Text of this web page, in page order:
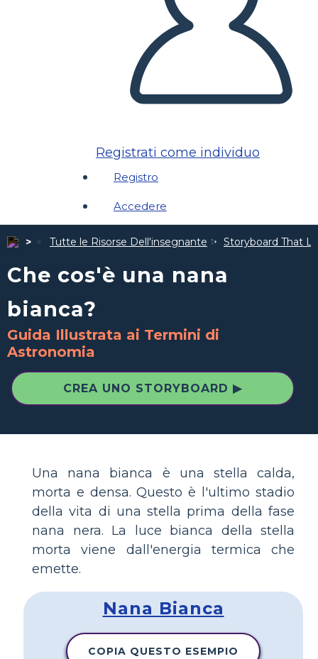
Registrati come individuo
Registro
Accedere
Tutte le Risorse Dell'insegnante Storyboard That
Che cos'è una nana
bianca?
Guida Illustrata ai Termini di
Astronomia
CREA UNO STORYBOARD ▶
Una nana bianca è una stella calda,
morta e densa. Questo è l'ultimo stadio
della vita di una stella prima della fase
nana nera. La luce bianca della stella
morta viene dall'energia termica che
emette.
Nana Bianca
COPIA QUESTO ESEMPIO